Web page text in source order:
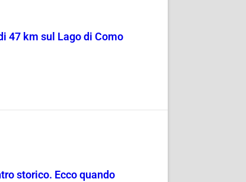
47 km sul Lago di Como
storico. Ecco quando